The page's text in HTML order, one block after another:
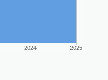
2024 2025